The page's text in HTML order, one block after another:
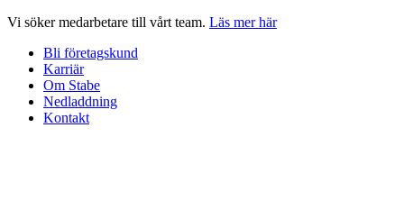
Hoppa
innehåll
Vi söker medarbetare till vårt team. Läs mer här
Bli företagskund
Karriär
Om Stabe
Nedladdning
Kontakt